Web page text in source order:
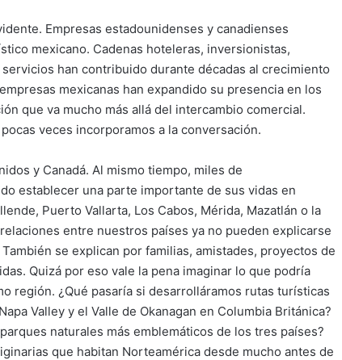
Empresas estadounidenses y canadienses
mexicano. Cadenas hoteleras, inversionistas,
han contribuido durante décadas al crecimiento
mexicanas han expandido su presencia en los
que va mucho más allá del intercambio comercial.
veces incorporamos a la conversación.
y Canadá. Al mismo tiempo, miles de
establecer una parte importante de sus vidas en
Puerto Vallarta, Los Cabos, Mérida, Mazatlán o la
entre nuestros países ya no pueden explicarse
se explican por familias, amistades, proyectos de
Quizá por eso vale la pena imaginar lo que podría
región. ¿Qué pasaría si desarrolláramos rutas turísticas
Valley y el Valle de Okanagan en Columbia Británica?
naturales más emblemáticos de los tres países?
que habitan Norteamérica desde mucho antes de